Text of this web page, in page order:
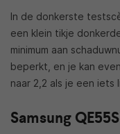
In de donkerste
een klein tikje
minimum aan
beperkt, en je kan
naar 2,2 als je een
Samsung